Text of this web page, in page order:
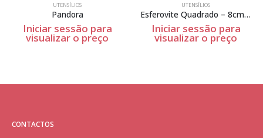
UTENSÍLIOS
Pandora
Iniciar sessão para
visualizar o preço
UTENSÍLIOS
Esferovite Quadrado – 8cm Espessura
Iniciar sessão para
visualizar o preço
CONTACTOS